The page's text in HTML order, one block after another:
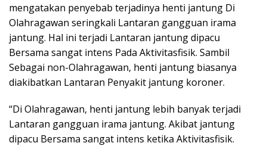
mengatakan penyebab terjadinya henti jantung Di
Olahragawan seringkali Lantaran gangguan irama
jantung. Hal ini terjadi Lantaran jantung dipacu
Bersama sangat intens Pada Aktivitasfisik. Sambil
Sebagai non-Olahragawan, henti jantung biasanya
diakibatkan Lantaran Penyakit jantung koroner.
“Di Olahragawan, henti jantung lebih banyak terjadi
Lantaran gangguan irama jantung. Akibat jantung
dipacu Bersama sangat intens ketika Aktivitasfisik.